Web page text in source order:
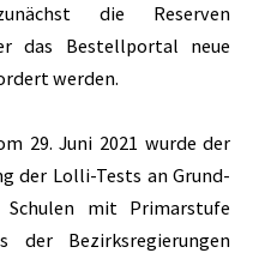
die Reserven
das Bestellportal neue
werden.
29. Juni 2021 wurde der
der Lolli-Tests an Grund-
Schulen mit Primarstufe
der Bezirksregierungen